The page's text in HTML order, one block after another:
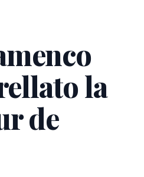
la
de